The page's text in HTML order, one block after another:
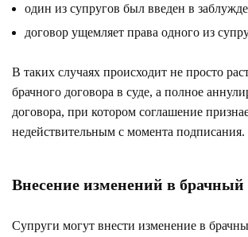
один из супругов был введен в
договор ущемляет права одного из
В таких случаях происходит не просто
брачного договора в суде, а полное
договора, при котором соглашение
недействительным с момента подписания.
Внесение изменений в брачный
Супруги могут внести изменение в